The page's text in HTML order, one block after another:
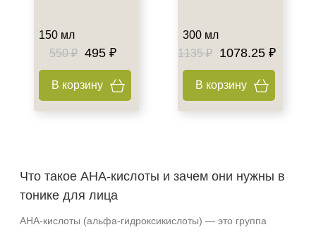
Тип кожи
Все типы кожи
Жирная
Комбинированная
Показать еще
Действие
150 мл
550 ₽ 495 ₽
В корзину
300 мл
1135 ₽
1078.25 ₽
В корзину
Что такое AHA‑кислоты и зачем они нужны в
тонике для лица
AHA‑кислоты (альфа‑гидроксикислоты) — это группа